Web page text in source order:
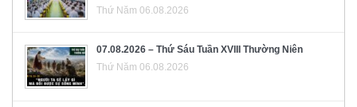
Thứ Năm 06.08.2026
07.08.2026 – Thứ Sáu Tuần XVIII Thường Niên
Thứ Năm 06.08.2026